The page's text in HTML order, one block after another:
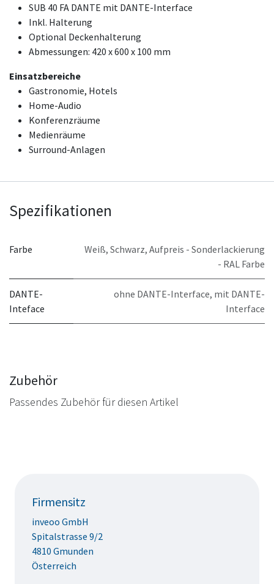
SUB 40 FA DANTE mit DANTE-Interface
Inkl. Halterung
Optional Deckenhalterung
Abmessungen: 420 x 600 x 100 mm
Einsatzbereiche
Gastronomie, Hotels
Home-Audio
Konferenzräume
Medienräume
Surround-Anlagen
Spezifikationen
Farbe Weiß, Schwarz, Aufpreis - Sonderlackierung
- RAL Farbe
DANTE-
Inteface
ohne DANTE-Interface, mit DANTE-
Interface
Zubehör
Passendes Zubehör für diesen Artikel
Firmensitz
inveoo GmbH
Spitalstrasse 9/2
4810 Gmunden
Österreich